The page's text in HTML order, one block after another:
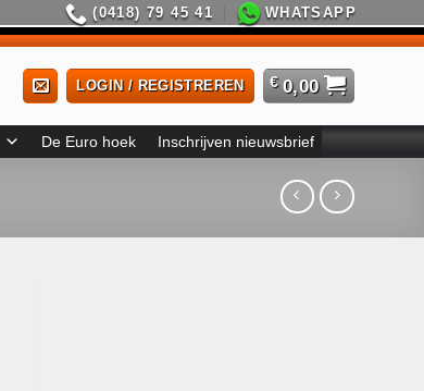
(0418) 79 45 41 WHATSAPP
LOGIN / REGISTREREN € 0,00
De Euro hoek Inschrijven nieuwsbrief